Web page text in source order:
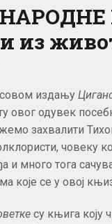
из
издању
овог одувек
захвалити
човеку
и много тога
које се у овој
су књига коју